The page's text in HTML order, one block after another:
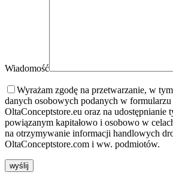
Wiadomość
Wyrażam zgodę na przetwarzanie, w
danych osobowych podanych w formularzu
OltaConceptstore.eu oraz na udostępnianie
powiązanym kapitałowo i osobowo w
na otrzymywanie informacji handlowych
OltaConceptstore.com i ww. podmiotów.